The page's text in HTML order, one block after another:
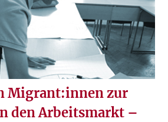
Migrant:innen zur
den Arbeitsmarkt –